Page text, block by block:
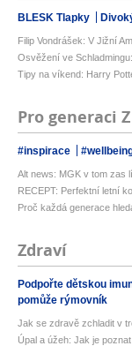
BLESK Tlapky
Filip Vondrášek: V Jižní
Osvěžení ve
Tipy na víkend: Harry
Pro generaci Z
#inspirace
Alt news: MGK v tom zas
RECEPT: Perfektní letní
Proč každá generace
Zdraví
Podpořte dětskou
pomůže rýmovník
Jak se zdravě zchladit v
Úpal a úžeh: Jak je